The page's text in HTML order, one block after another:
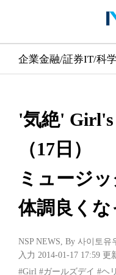
企業金融/証券IT/科学
'気絶' Girl's
（17日）
ミュージ
体調良くな
NSP NEWS, By 사이토유
入力 2014-01-17 17:59 更
#Girl #ガールズデイ #ヘリ